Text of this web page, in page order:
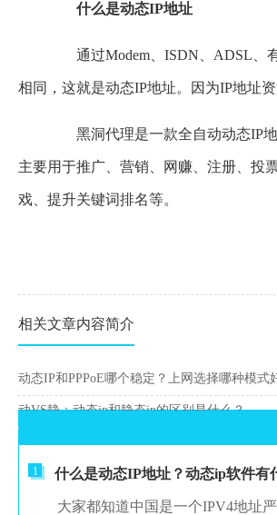
什么是动态IP地址
通过Modem、ISDN、ADSL、有
相同，这就是动态IP地址。因为IP地址
黑洞代理是一款全自动动态IP地
主要用于推广、营销、网赚、注册、投
戏、提升关键词排名等。
相关文章内容简介
动态IP和PPPoE哪个稳定？上网选择哪种模式
动VS静：动态ip和静态ip的区别是什么？
1 什么是动态IP地址？动态ip软件有
大家都知道中国是一个IPV4地址严